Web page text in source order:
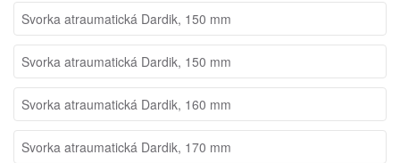
Svorka atraumatická Dardik, 150 mm
Svorka atraumatická Dardik, 150 mm
Svorka atraumatická Dardik, 160 mm
Svorka atraumatická Dardik, 170 mm